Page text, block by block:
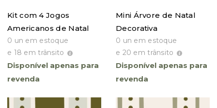
Kit com 4 Jogos
Americanos de Natal
0 un em estoque
e 18 em trânsito
Disponível apenas para
revenda
Mini Árvore de Natal
Decorativa
0 un em estoque
e 20 em trânsito
Disponível apenas para
revenda